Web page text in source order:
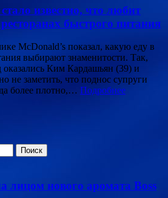
известно, что любит
быстрого питания
McDonald’s показал, какую еду в
выбирают знаменитости. Так,
оказались Ким Кардашьян (39) и
не заметить, что поднос супруги
более плотно,… Подробнее
лицом нового аромата Boss